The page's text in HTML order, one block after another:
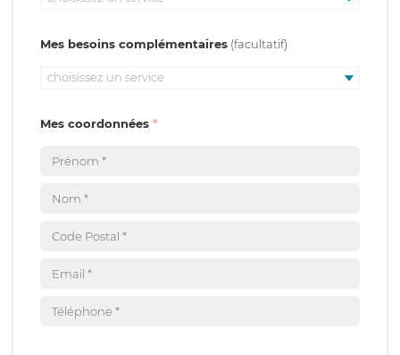
Mes besoins complémentaires
choisissez un service
Mes coordonnées